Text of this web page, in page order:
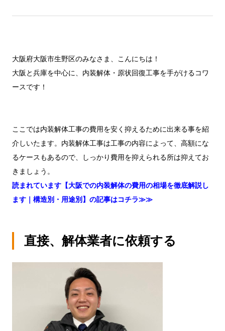
大阪府大阪市生野区のみなさま、こんにちは！
大阪と兵庫を中心に、内装解体・原状回復工事を手がけるコワ
ースです！
ここでは内装解体工事の費用を安く抑えるために出来る事を紹
介しいたます。内装解体工事は工事の内容によって、高額にな
るケースもあるので、しっかり費用を抑えられる所は抑えてお
きましょう。
読まれています【大阪での内装解体の費用の相場を徹底解説し
ます｜構造別・用途別】の記事はコチラ≫≫
直接、解体業者に依頼する